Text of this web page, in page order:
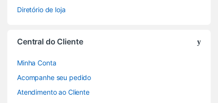
Diretório de loja
Central do Cliente
Minha Conta
Acompanhe seu pedido
Atendimento ao Cliente